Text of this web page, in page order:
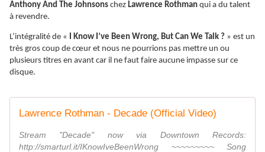
Anthony And The Johnsons chez Lawrence Rothman qui a du talent
à revendre.
L’intégralité de « I Know I’ve Been Wrong, But Can We Talk ? » est un
très gros coup de cœur et nous ne pourrions pas mettre un ou
plusieurs titres en avant car il ne faut faire aucune impasse sur ce
disque.
Lawrence Rothman - Decade (Official Video)
Stream "Decade" now via Downtown Records:
http://smarturl.it/IKnowIveBeenWrong ~~~~~~~~~ Song